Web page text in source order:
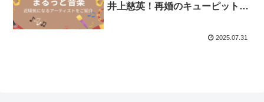
井上慈英！再婚のキューピットだ
2025.07.31